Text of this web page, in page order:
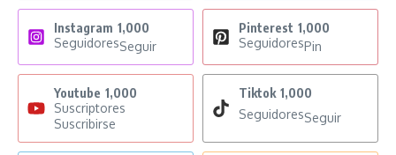
Instagram 1,000
SeguidoresSeguir
Pinterest 1,000
SeguidoresPin
Youtube 1,000
Suscriptores
Suscribirse
Tiktok 1,000
SeguidoresSeguir